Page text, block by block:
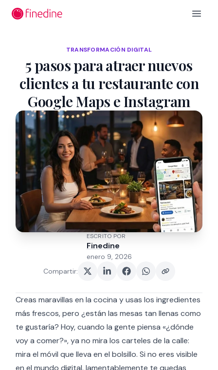
Open
TRANSFORMACIÓN DIGITAL
5 pasos para atraer nuevos
clientes a tu restaurante con
Google Maps e Instagram
ESCRITO POR
Finedine
enero 9, 2026
Compartir:
Creas maravillas en la cocina y usas los ingredientes
más frescos, pero ¿están las mesas tan llenas como
te gustaría? Hoy, cuando la gente piensa «¿dónde
voy a comer?», ya no mira los carteles de la calle:
mira el móvil que lleva en el bolsillo. Si no eres visible
en el mundo digital, lamentablemente te quedas